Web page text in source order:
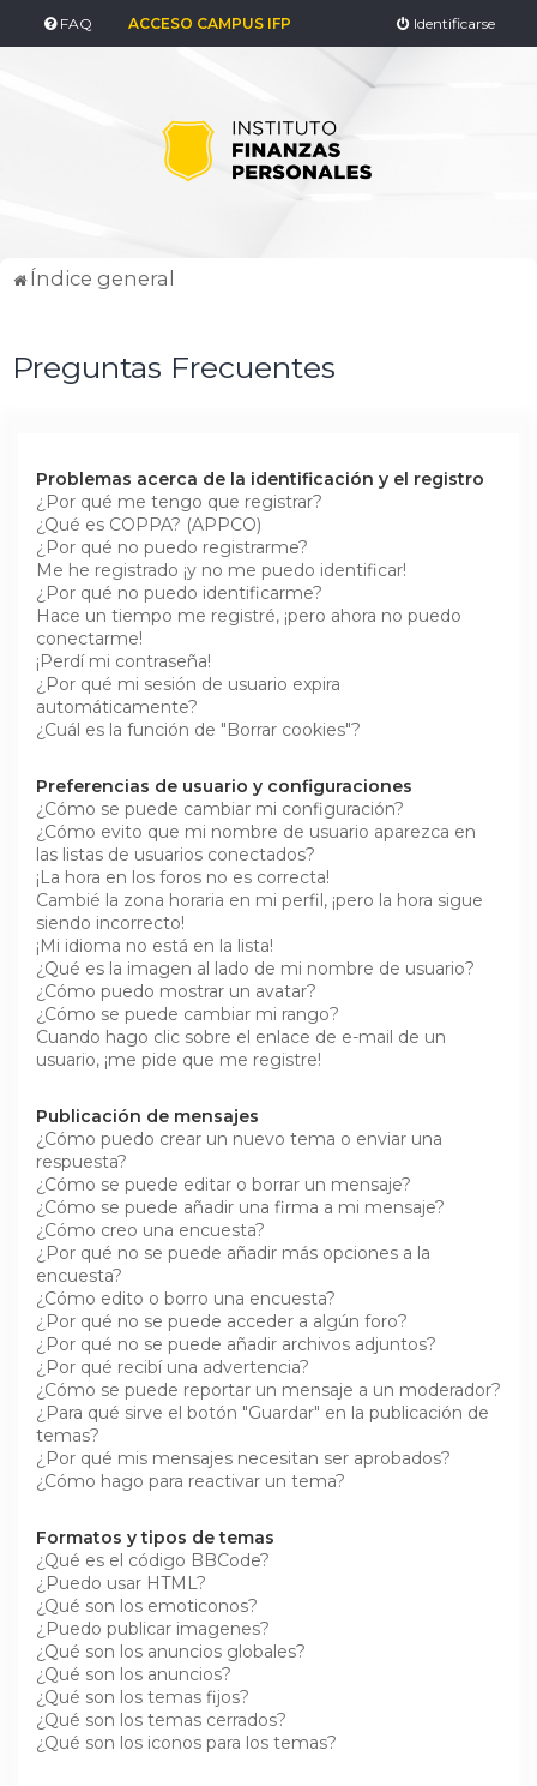
FAQ ACCESO CAMPUS IFP Identificarse
Índice general
Preguntas Frecuentes
Problemas acerca de la identificación y el registro
¿Por qué me tengo que registrar?
¿Qué es COPPA? (APPCO)
¿Por qué no puedo registrarme?
Me he registrado ¡y no me puedo identificar!
¿Por qué no puedo identificarme?
Hace un tiempo me registré, ¡pero ahora no puedo
conectarme!
¡Perdí mi contraseña!
¿Por qué mi sesión de usuario expira
automáticamente?
¿Cuál es la función de "Borrar cookies"?
Preferencias de usuario y configuraciones
¿Cómo se puede cambiar mi configuración?
¿Cómo evito que mi nombre de usuario aparezca en
las listas de usuarios conectados?
¡La hora en los foros no es correcta!
Cambié la zona horaria en mi perfil, ¡pero la hora sigue
siendo incorrecto!
¡Mi idioma no está en la lista!
¿Qué es la imagen al lado de mi nombre de usuario?
¿Cómo puedo mostrar un avatar?
¿Cómo se puede cambiar mi rango?
Cuando hago clic sobre el enlace de e-mail de un
usuario, ¡me pide que me registre!
Publicación de mensajes
¿Cómo puedo crear un nuevo tema o enviar una
respuesta?
¿Cómo se puede editar o borrar un mensaje?
¿Cómo se puede añadir una firma a mi mensaje?
¿Cómo creo una encuesta?
¿Por qué no se puede añadir más opciones a la
encuesta?
¿Cómo edito o borro una encuesta?
¿Por qué no se puede acceder a algún foro?
¿Por qué no se puede añadir archivos adjuntos?
¿Por qué recibí una advertencia?
¿Cómo se puede reportar un mensaje a un moderador?
¿Para qué sirve el botón "Guardar" en la publicación de
temas?
¿Por qué mis mensajes necesitan ser aprobados?
¿Cómo hago para reactivar un tema?
Formatos y tipos de temas
¿Qué es el código BBCode?
¿Puedo usar HTML?
¿Qué son los emoticonos?
¿Puedo publicar imagenes?
¿Qué son los anuncios globales?
¿Qué son los anuncios?
¿Qué son los temas fijos?
¿Qué son los temas cerrados?
¿Qué son los iconos para los temas?